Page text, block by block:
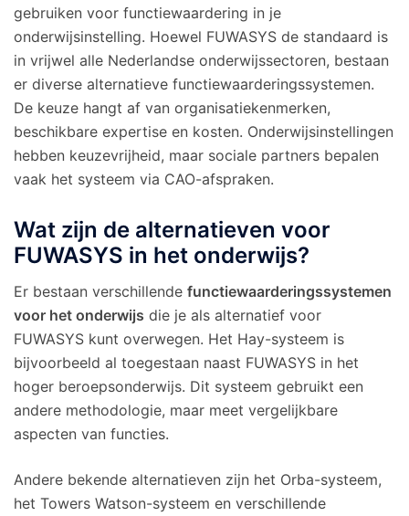
gebruiken voor functiewaardering in je
onderwijsinstelling. Hoewel FUWASYS de standaard is
in vrijwel alle Nederlandse onderwijssectoren, bestaan
er diverse alternatieve functiewaarderingssystemen.
De keuze hangt af van organisatiekenmerken,
beschikbare expertise en kosten. Onderwijsinstellingen
hebben keuzevrijheid, maar sociale partners bepalen
vaak het systeem via CAO-afspraken.
Wat zijn de alternatieven voor
FUWASYS in het onderwijs?
Er bestaan verschillende functiewaarderingssystemen
voor het onderwijs die je als alternatief voor
FUWASYS kunt overwegen. Het Hay-systeem is
bijvoorbeeld al toegestaan naast FUWASYS in het
hoger beroepsonderwijs. Dit systeem gebruikt een
andere methodologie, maar meet vergelijkbare
aspecten van functies.
Andere bekende alternatieven zijn het Orba-systeem,
het Towers Watson-systeem en verschillende